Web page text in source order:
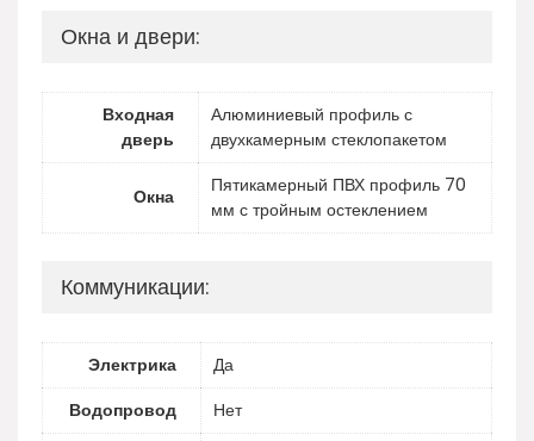
Окна и двери:
Входная
дверь
Алюминиевый профиль с
двухкамерным стеклопакетом
Окна
Пятикамерный ПВХ профиль 70
мм с тройным остеклением
Коммуникации:
Электрика
Да
Водопровод
Нет